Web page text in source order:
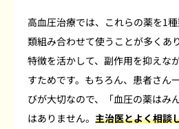
高血圧治療では、これらの薬を1
類組み合わせて使うことが多くあ
特徴を活かして、副作用を抑えな
すためです。もちろん、患者さん
びが大切なので、「血圧の薬はみ
はありません。 主治医とよく相談